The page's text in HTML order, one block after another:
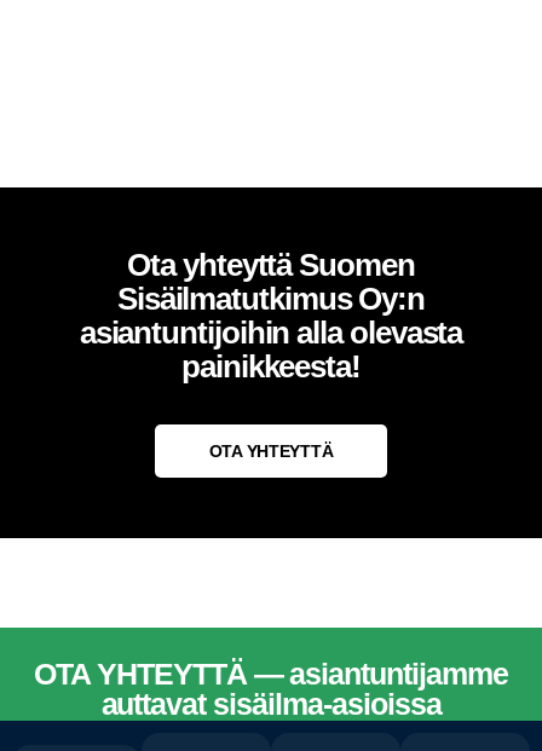
Ota yhteyttä Suomen
Sisäilmatutkimus Oy:n
asiantuntijoihin alla olevasta
painikkeesta!
OTA YHTEYTTÄ
OTA YHTEYTTÄ — asiantuntijamme
auttavat sisäilma-asioissa